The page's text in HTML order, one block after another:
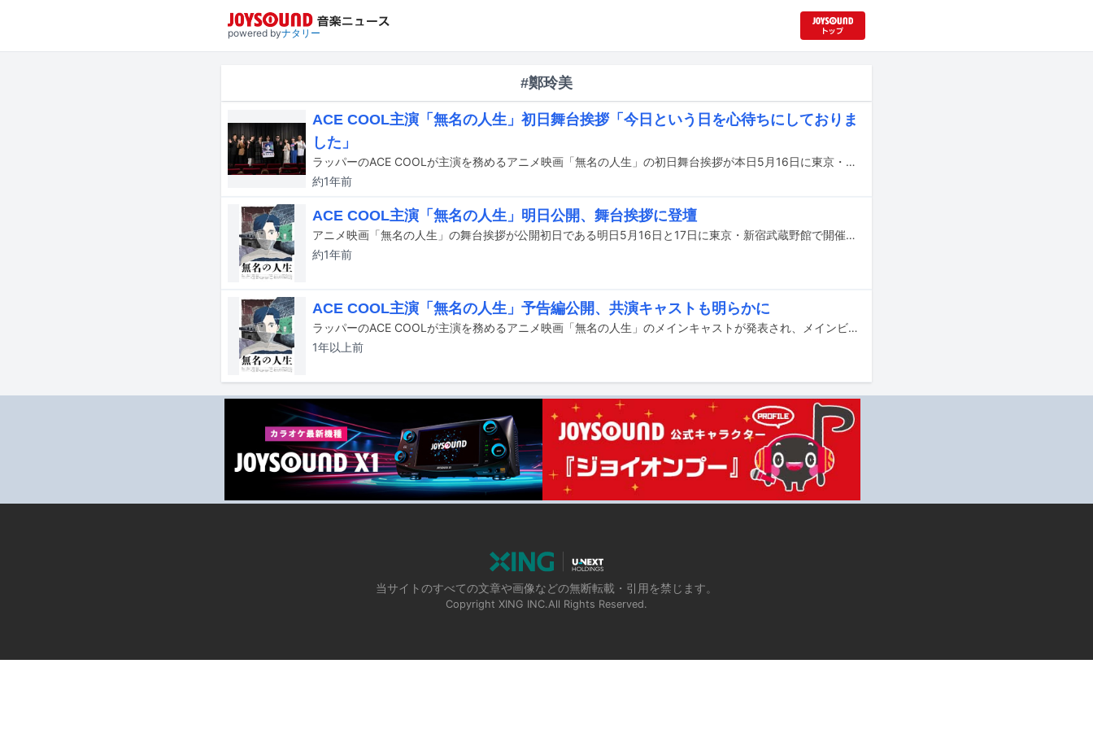
powered byナタリー
#鄭玲美
ACE COOL主演「無名の人生」初日舞台挨拶「今日という日を心待ちにしておりま
した」
ラッパーのACE COOLが主演を務めるアニメ映画「無名の人生」の初日舞台挨拶が本日5月16日に東京・新宿武蔵野館で行われた。
約1年前
ACE COOL主演「無名の人生」明日公開、舞台挨拶に登壇
アニメ映画「無名の人生」の舞台挨拶が公開初日である明日5月16日と17日に東京・新宿武蔵野館で開催され、声優として主演を務めたラッパーのACE COOLが登壇する。
約1年前
ACE COOL主演「無名の人生」予告編公開、共演キャストも明らかに
ラッパーのACE COOLが主演を務めるアニメ映画「無名の人生」のメインキャストが発表され、メインビジュアルと予告編が公開された。
1年以上前
当サイトのすべての文章や画像などの無断転載・引用を禁じます。
Copyright XING INC.All Rights Reserved.